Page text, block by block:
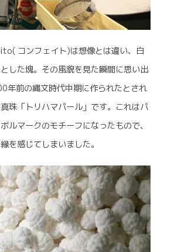
コンフェイト)は想像とは違い、白
した塊。その風貌を見た瞬間に思い出
年前の縄文時代中期に作られたとされ
珠「トリハマパール」です。これはパ
ルマークのモチーフになったもので、
を感じてしまいました。